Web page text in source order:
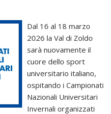
Dal 16 al 18 marzo
2026 la Val di Zoldo
sarà nuovamente il
cuore dello sport
universitario italiano,
ospitando i Campionati
Nazionali Universitari
Invernali organizzati